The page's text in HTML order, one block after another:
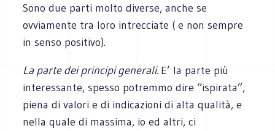
Sono due parti molto diverse, anche se
ovviamente tra loro intrecciate ( e non sempre
in senso positivo).
La parte dei principi generali. E’ la parte più
interessante, spesso potremmo dire “ispirata”,
piena di valori e di indicazioni di alta qualità, e
nella quale di massima, io ed altri, ci